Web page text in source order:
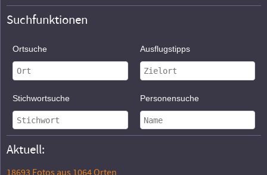
Suchfunktionen
Ortsuche Ausflugstipps
Stichwortsuche Personensuche
Aktuell: